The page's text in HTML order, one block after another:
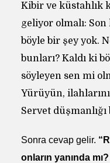
Kibir ve küstahlık
geliyor olmalı:
böyle bir şey yok.
bunları? Kaldı ki
söyleyen sen mi
Yürüyün,
Servet düşmanlığı
Sonra cevap gelir.
onların yanında mı?